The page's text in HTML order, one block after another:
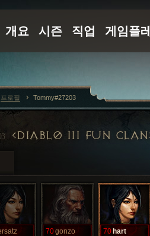
DIABL0 III FUN CLAN
70gonzo 70 hart
프로필 Tommy#27203